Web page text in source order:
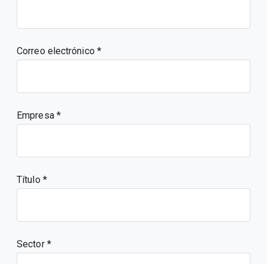
Correo electrónico
Empresa
Título
Sector *